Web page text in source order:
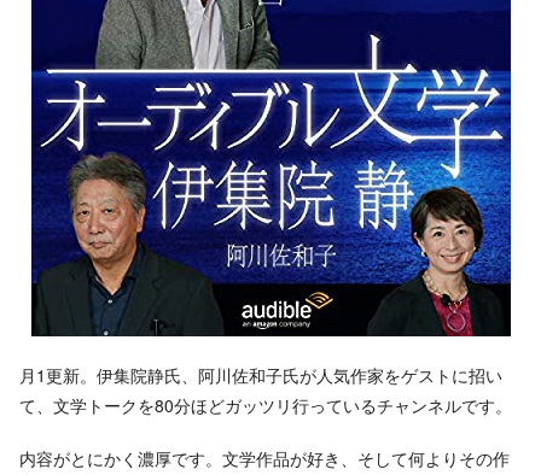
月1更新。伊集院静氏、阿川佐和子氏が人気作家をゲストに招い
て、文学トークを80分ほどガッツリ行っているチャンネルです。
内容がとにかく濃厚です。文学作品が好き、そして何よりその作